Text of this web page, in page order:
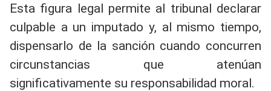
Esta figura legal permite al tribunal declarar
culpable a un imputado y, al mismo tiempo,
dispensarlo de la sanción cuando concurren
circunstancias que atenúan
significativamente su responsabilidad moral.